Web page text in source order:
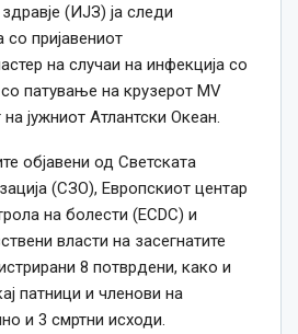
(ИЈЗ) ја следи
со пријавениот
на случаи на инфекција со
патување на крузерот MV
јужниот Атлантски Океан.
објавени од Светската
(СЗО), Европскиот центар
на болести (ECDC) и
власти на засегнатите
8 потврдени, како и
патници и членови на
и 3 смртни исходи.